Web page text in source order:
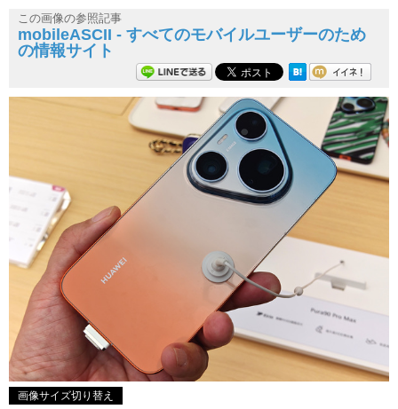
この画像の参照記事
mobileASCII - すべてのモバイルユーザーのため
の情報サイト
画像サイズ切り替え